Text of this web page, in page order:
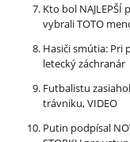
Kto bol NAJLEPŠÍ
vybrali TOTO
Hasiči smútia: Pri
letecký záchranár
Futbalistu
trávniku, VIDEO
Putin podpísal